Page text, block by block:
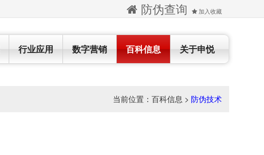
防伪查询 加入收藏
关于申悦
百科信息
数字营销
行业应用
当前位置： 百科信息 > 防伪技术